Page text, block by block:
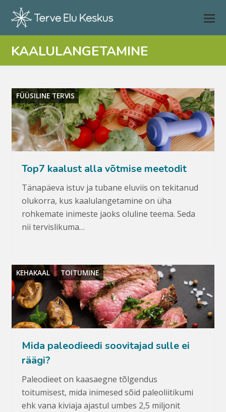
KAALULANGETAMINE
FÜÜSILINE TERVIS
Top7 kaalust alla võtmise meetodit
Tänapäeva istuv ja tubane eluviis on tekitanud
olukorra, kus kaalulangetamine on üha
rohkemate inimeste jaoks oluline teema. Seda
nii tervislikuma…
KEHAKAAL TOITUMINE
Mida paleodieedi soovitajad sulle ei
räägi?
Paleodieet on kaasaegne tõlgendus
toitumisest, mida inimesed sõid paleoliitikumi
ehk vana kiviaja ajastul umbes 2,5 miljonit